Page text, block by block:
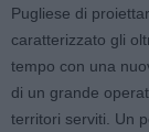
Pugliese di
caratterizzato gli
tempo con una
di un grande
territori serviti. Un